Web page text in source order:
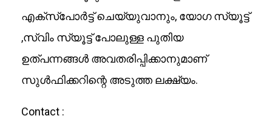
എക്സ്പോർട്ട് ചെയ്യുവാനും, യോഗ സ്യൂട്ട്
,സ്വിം സ്യൂട്ട് പോലുള്ള പുതിയ
ഉത്പന്നങ്ങൾ അവതരിപ്പിക്കാനുമാണ്
സുൾഫിക്കറിന്റെ അടുത്ത ലക്ഷ്യം.
Contact :